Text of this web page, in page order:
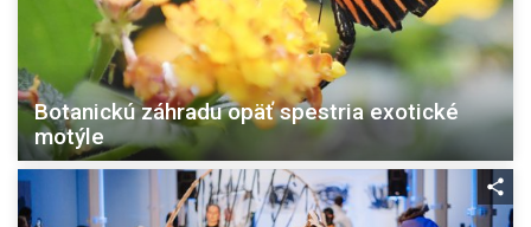
Botanickú záhradu opäť spestria exotické
motýle